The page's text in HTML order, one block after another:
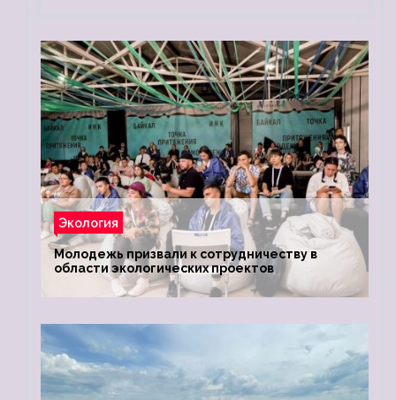
Экология
Молодежь призвали к сотрудничеству в
области экологических проектов